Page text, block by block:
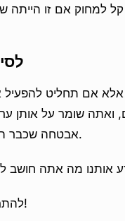
אם תחליט להפעיל
ואתה שומר על אותן
אבטחה שכבר היו לך.
להתראות!